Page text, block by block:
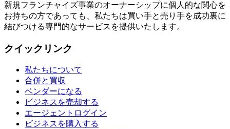
新規フランチャイズ事業のオーナーシップに個人的な関心を
お持ちの方であっても、私たちは買い手と売り手を成功裏に
結びつける専門的なサービスを提供いたします。
クイックリンク
私たちについて
合併と買収
ベンダーになる
ビジネスを売却する
エージェントログイン
ビジネスを購入する